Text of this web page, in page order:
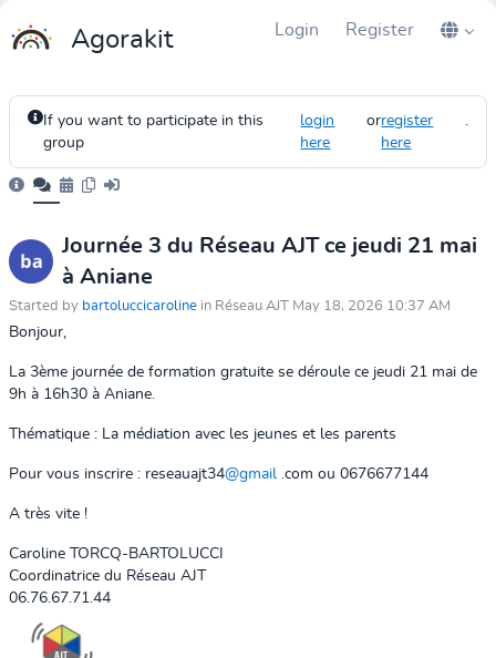
Agorakit Login Register
If you want to participate in this
group
login
here
orregister
here
.
Journée 3 du Réseau AJT ce jeudi 21 mai
à Aniane
Started by bartoluccicaroline in Réseau AJT May 18, 2026 10:37 AM
Bonjour,
La 3ème journée de formation gratuite se déroule ce jeudi 21 mai de
9h à 16h30 à Aniane.
Thématique : La médiation avec les jeunes et les parents
Pour vous inscrire : reseauajt34@gmail .com ou 0676677144
A très vite !
Caroline TORCQ-BARTOLUCCI
Coordinatrice du Réseau AJT
06.76.67.71.44